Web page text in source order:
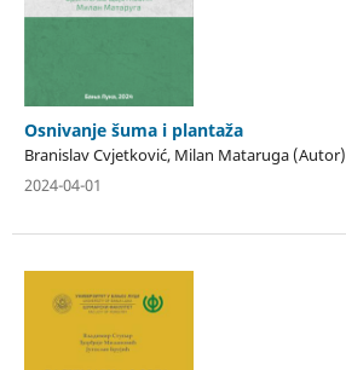
Osnivanje šuma i plantaža
Branislav Cvjetković, Milan Mataruga (Autor)
2024-04-01